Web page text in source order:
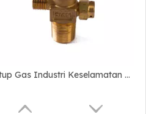
Katup Gas Industri Keselamatan Co2 Tipe Koneksi Aksial